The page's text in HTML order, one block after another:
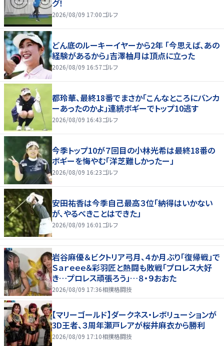
グ！
2026/08/09 17:00ゴルフ
どん底のルーキーイヤーから2年 「今思えば、あの
経験があるから」吉澤柚月は頂点に立った
2026/08/09 16:57ゴルフ
都玲華、最終18番でまさか「こんなところにバンカ
ーあったのかよ」連続ボギーでトップ10逃す
2026/08/09 16:43ゴルフ
今季トップ10が７回目の小林光希は最終18番の
ボギーを悔やむ「洋芝難しかったー」
2026/08/09 16:23ゴルフ
安田祐香は今季自己最高３位「納得はいかない
が、やるべきことはできた」
2026/08/09 16:01ゴルフ
岩谷麻優＆ビクトリア弓月、４か月ぶり「復帰戦」で
Ｓａｒｅｅｅ＆彩羽匠と熱闘も敗戦「プロレス大好
き…プロレス頑張ろう」…８・９おおた
2026/08/09 17:36相撲格闘技
【マリーゴールド】ダークネス・レボリューションが
3D王者、３周年瀬戸レアが桜井麻衣から勝利
2026/08/09 17:10相撲格闘技